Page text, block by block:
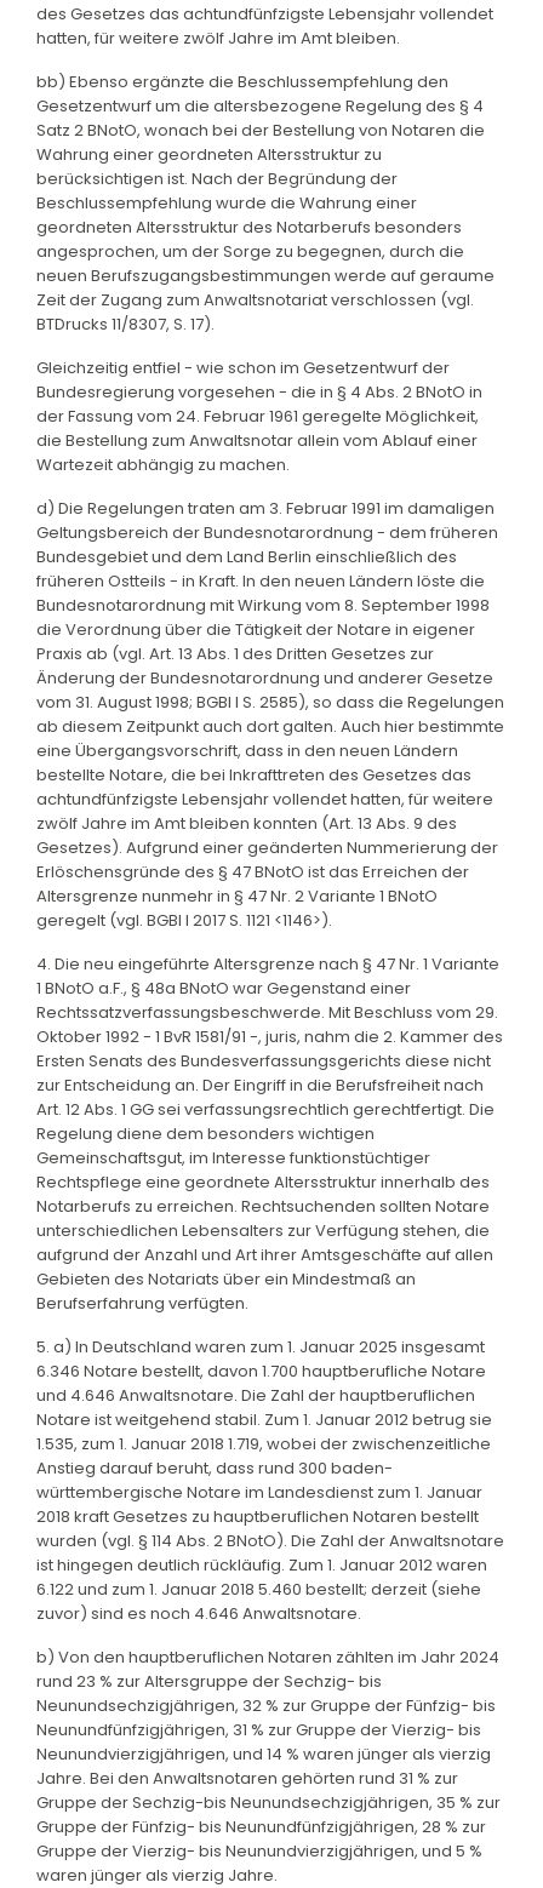
des Gesetzes das achtundfünfzigste Lebensjahr vollendet
hatten, für weitere zwölf Jahre im Amt bleiben.
bb) Ebenso ergänzte die Beschlussempfehlung den
Gesetzentwurf um die altersbezogene Regelung des § 4
Satz 2 BNotO, wonach bei der Bestellung von Notaren die
Wahrung einer geordneten Altersstruktur zu
berücksichtigen ist. Nach der Begründung der
Beschlussempfehlung wurde die Wahrung einer
geordneten Altersstruktur des Notarberufs besonders
angesprochen, um der Sorge zu begegnen, durch die
neuen Berufszugangsbestimmungen werde auf geraume
Zeit der Zugang zum Anwaltsnotariat verschlossen (vgl.
BTDrucks 11/8307, S. 17).
Gleichzeitig entfiel - wie schon im Gesetzentwurf der
Bundesregierung vorgesehen - die in § 4 Abs. 2 BNotO in
der Fassung vom 24. Februar 1961 geregelte Möglichkeit,
die Bestellung zum Anwaltsnotar allein vom Ablauf einer
Wartezeit abhängig zu machen.
d) Die Regelungen traten am 3. Februar 1991 im damaligen
Geltungsbereich der Bundesnotarordnung - dem früheren
Bundesgebiet und dem Land Berlin einschließlich des
früheren Ostteils - in Kraft. In den neuen Ländern löste die
Bundesnotarordnung mit Wirkung vom 8. September 1998
die Verordnung über die Tätigkeit der Notare in eigener
Praxis ab (vgl. Art. 13 Abs. 1 des Dritten Gesetzes zur
Änderung der Bundesnotarordnung und anderer Gesetze
vom 31. August 1998; BGBl I S. 2585), so dass die Regelungen
ab diesem Zeitpunkt auch dort galten. Auch hier bestimmte
eine Übergangsvorschrift, dass in den neuen Ländern
bestellte Notare, die bei Inkrafttreten des Gesetzes das
achtundfünfzigste Lebensjahr vollendet hatten, für weitere
zwölf Jahre im Amt bleiben konnten (Art. 13 Abs. 9 des
Gesetzes). Aufgrund einer geänderten Nummerierung der
Erlöschensgründe des § 47 BNotO ist das Erreichen der
Altersgrenze nunmehr in § 47 Nr. 2 Variante 1 BNotO
geregelt (vgl. BGBl I 2017 S. 1121 <1146>).
4. Die neu eingeführte Altersgrenze nach § 47 Nr. 1 Variante
1 BNotO a.F., § 48a BNotO war Gegenstand einer
Rechtssatzverfassungsbeschwerde. Mit Beschluss vom 29.
Oktober 1992 - 1 BvR 1581/91 -, juris, nahm die 2. Kammer des
Ersten Senats des Bundesverfassungsgerichts diese nicht
zur Entscheidung an. Der Eingriff in die Berufsfreiheit nach
Art. 12 Abs. 1 GG sei verfassungsrechtlich gerechtfertigt. Die
Regelung diene dem besonders wichtigen
Gemeinschaftsgut, im Interesse funktionstüchtiger
Rechtspflege eine geordnete Altersstruktur innerhalb des
Notarberufs zu erreichen. Rechtsuchenden sollten Notare
unterschiedlichen Lebensalters zur Verfügung stehen, die
aufgrund der Anzahl und Art ihrer Amtsgeschäfte auf allen
Gebieten des Notariats über ein Mindestmaß an
Berufserfahrung verfügten.
5. a) In Deutschland waren zum 1. Januar 2025 insgesamt
6.346 Notare bestellt, davon 1.700 hauptberufliche Notare
und 4.646 Anwaltsnotare. Die Zahl der hauptberuflichen
Notare ist weitgehend stabil. Zum 1. Januar 2012 betrug sie
1.535, zum 1. Januar 2018 1.719, wobei der zwischenzeitliche
Anstieg darauf beruht, dass rund 300 baden-
württembergische Notare im Landesdienst zum 1. Januar
2018 kraft Gesetzes zu hauptberuflichen Notaren bestellt
wurden (vgl. § 114 Abs. 2 BNotO). Die Zahl der Anwaltsnotare
ist hingegen deutlich rückläufig. Zum 1. Januar 2012 waren
6.122 und zum 1. Januar 2018 5.460 bestellt; derzeit (siehe
zuvor) sind es noch 4.646 Anwaltsnotare.
b) Von den hauptberuflichen Notaren zählten im Jahr 2024
rund 23 % zur Altersgruppe der Sechzig- bis
Neunundsechzigjährigen, 32 % zur Gruppe der Fünfzig- bis
Neunundfünfzigjährigen, 31 % zur Gruppe der Vierzig- bis
Neunundvierzigjährigen, und 14 % waren jünger als vierzig
Jahre. Bei den Anwaltsnotaren gehörten rund 31 % zur
Gruppe der Sechzig-bis Neunundsechzigjährigen, 35 % zur
Gruppe der Fünfzig- bis Neunundfünfzigjährigen, 28 % zur
Gruppe der Vierzig- bis Neunundvierzigjährigen, und 5 %
waren jünger als vierzig Jahre.